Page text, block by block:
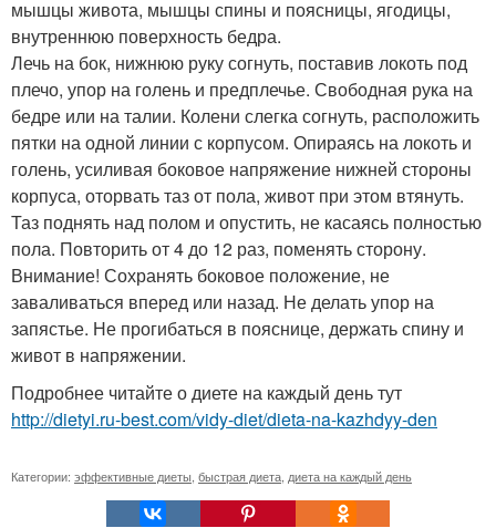
мышцы живота, мышцы спины и поясницы, ягодицы,
внутреннюю поверхность бедра.
Лечь на бок, нижнюю руку согнуть, поставив локоть под
плечо, упор на голень и предплечье. Свободная рука на
бедре или на талии. Колени слегка согнуть, расположить
пятки на одной линии с корпусом. Опираясь на локоть и
голень, усиливая боковое напряжение нижней стороны
корпуса, оторвать таз от пола, живот при этом втянуть.
Таз поднять над полом и опустить, не касаясь полностью
пола. Повторить от 4 до 12 раз, поменять сторону.
Внимание! Сохранять боковое положение, не
заваливаться вперед или назад. Не делать упор на
запястье. Не прогибаться в пояснице, держать спину и
живот в напряжении.
Подробнее читайте о диете на каждый день тут
http://dietyi.ru-best.com/vidy-diet/dieta-na-kazhdyy-den
Категории: эффективные диеты быстрая диета диета на каждый день